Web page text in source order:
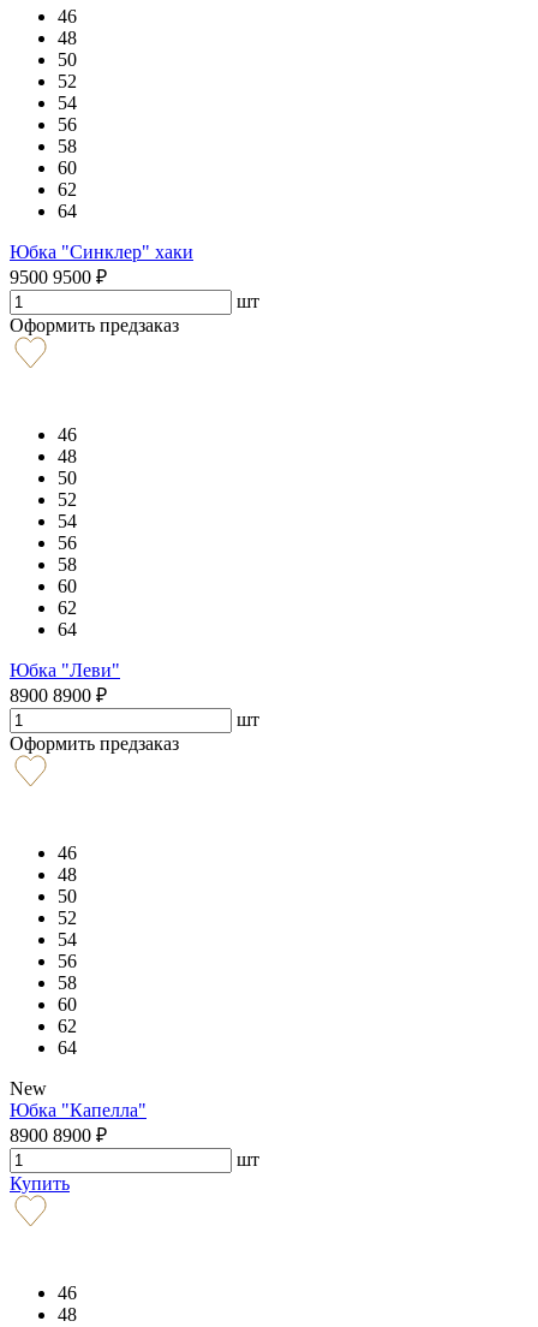
46
48
50
52
54
56
58
60
62
64
Юбка "Синклер" хаки
9500 9500 ₽
шт
Оформить предзаказ
46
48
50
52
54
56
58
60
62
64
Юбка "Леви"
8900 8900 ₽
шт
Оформить предзаказ
46
48
50
52
54
56
58
60
62
64
New
Юбка "Капелла"
8900 8900 ₽
шт
Купить
46
48